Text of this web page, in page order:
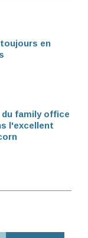
toujours en
family office
l'excellent